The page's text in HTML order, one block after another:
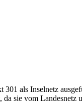
als Inselnetz
sie vom Landesnetz